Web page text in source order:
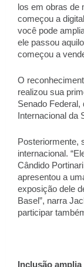
los em obras de
começou a
você pode
ele passou
começou a
O
realizou sua
Senado
Internacional da
Posteriormente,
internacional.
Cândido
apresentou a
exposição dele
Basel”, narra
participar
Inclusão